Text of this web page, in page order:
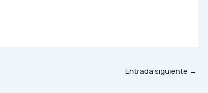
Entrada siguiente →